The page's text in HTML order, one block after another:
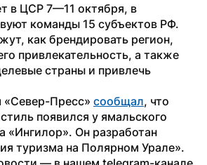
в ЦСР 7—11 октября, в
команды 15 субъектов РФ.
как брендировать регион,
привлекательность, а также
страны и привлечь
«Север-Пресс» сообщал, что
появился у ямальского
«Ингилор». Он разработан
туризма на Полярном Урале».